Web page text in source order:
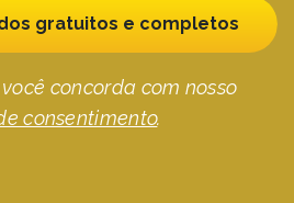
gratuitos e completos
concorda com nosso
consentimento.